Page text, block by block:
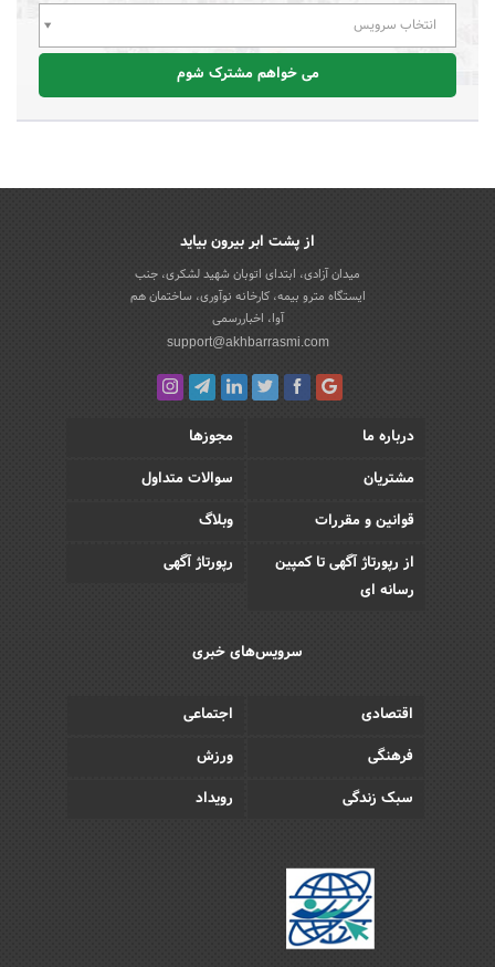
انتخاب سرویس
می خواهم مشترک شوم
از پشت ابر بیرون بیاید
میدان آزادی، ابتدای اتوبان شهید لشکری، جنب
ایستگاه مترو بیمه، کارخانه نوآوری، ساختمان هم
آوا، اخباررسمی
support@akhbarrasmi.com
درباره ما
مجوزها
مشتریان
سوالات متداول
قوانین و مقررات
وبلاگ
از رپورتاژ آگهی تا کمپین
رسانه ای
رپورتاژ آگهی
سرویس‌های خبری
اقتصادی
اجتماعی
فرهنگی
ورزش
سبک زندگی
رویداد